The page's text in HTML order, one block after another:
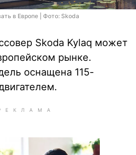
в Европе | Фото: Skoda
Skoda Kylaq может
рынке.
оснащена 115-